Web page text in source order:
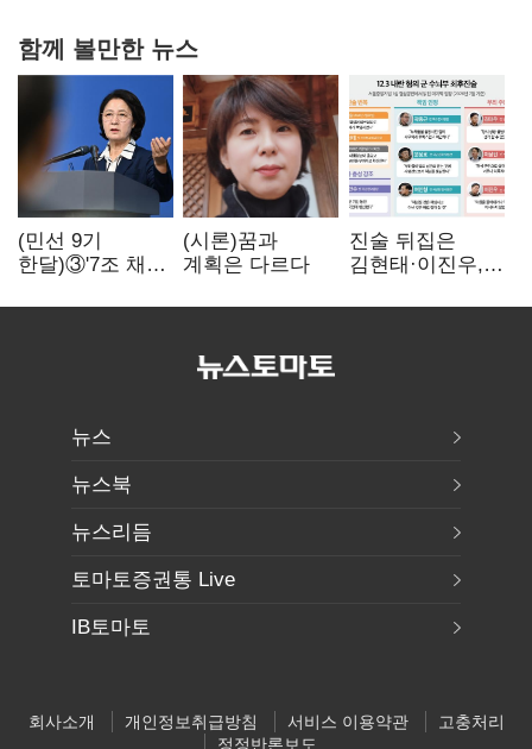
함께 볼만한 뉴스
(민선 9기
한달)③'7조 채무'
추미애, 20년만에
(시론)꿈과
계획은 다르다
진술 뒤집은
김현태·이진우,
헌신"…법정서
뉴스
뉴스북
뉴스리듬
토마토증권통 Live
IB토마토
회사소개 개인정보취급방침 서비스 이용약관
고충처리
정정반론보도